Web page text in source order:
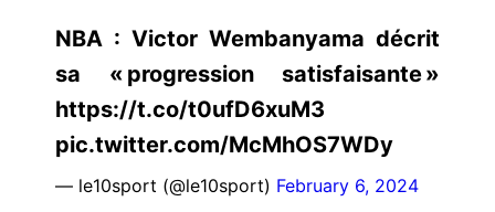
NBA : Victor Wembanyama décrit
sa « progression satisfaisante »
https://t.co/t0ufD6xuM3
pic.twitter.com/McMhOS7WDy
— le10sport (@le10sport) February 6, 2024